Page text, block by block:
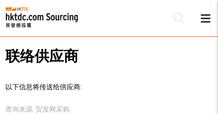
联络供应商
以下信息将传送给供应商:
查询来源: 贸发网采购